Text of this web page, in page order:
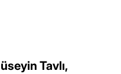
Tavlı,